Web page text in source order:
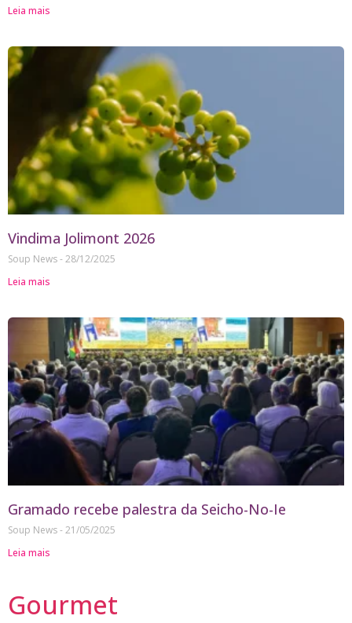
Leia mais
Vindima Jolimont 2026
Soup News 28/12/2025
Leia mais
Gramado recebe palestra da Seicho-No-Ie
Soup News 21/05/2025
Leia mais
Gourmet